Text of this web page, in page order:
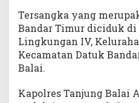
s
i
Tersangka yang
Bandar Timur diciduk di
Lingkungan IV,
Kecamatan Datuk
Balai.
Kapolres Tanjung Balai